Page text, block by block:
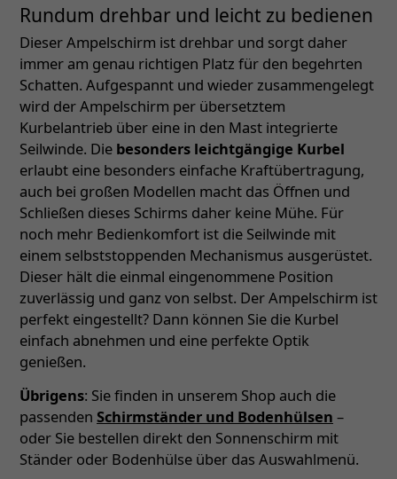
Rundum drehbar und leicht zu bedienen
Dieser Ampelschirm ist drehbar und sorgt daher
immer am genau richtigen Platz für den begehrten
Schatten. Aufgespannt und wieder zusammengelegt
wird der Ampelschirm per übersetztem
Kurbelantrieb über eine in den Mast integrierte
Seilwinde. Die besonders leichtgängige Kurbel
erlaubt eine besonders einfache Kraftübertragung,
auch bei großen Modellen macht das Öffnen und
Schließen dieses Schirms daher keine Mühe. Für
noch mehr Bedienkomfort ist die Seilwinde mit
einem selbststoppenden Mechanismus ausgerüstet.
Dieser hält die einmal eingenommene Position
zuverlässig und ganz von selbst. Der Ampelschirm ist
perfekt eingestellt? Dann können Sie die Kurbel
einfach abnehmen und eine perfekte Optik
genießen.
Übrigens: Sie finden in unserem Shop auch die
passenden Schirmständer und Bodenhülsen –
oder Sie bestellen direkt den Sonnenschirm mit
Ständer oder Bodenhülse über das Auswahlmenü.